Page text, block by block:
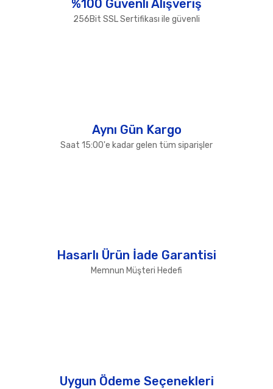
Ürün fiyatı diğer sitelerden daha pahalı.
%100 Güvenli Alışveriş
256Bit SSL Sertifikası ile güvenli
Aynı Gün Kargo
Saat 15:00'e kadar gelen tüm siparişler
Hasarlı Ürün İade Garantisi
Memnun Müşteri Hedefi
Uygun Ödeme Seçenekleri